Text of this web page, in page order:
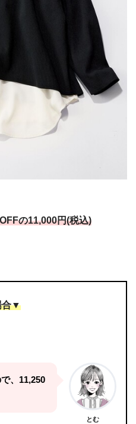
の11,000円(税込)
合▼
、11,250
とむ